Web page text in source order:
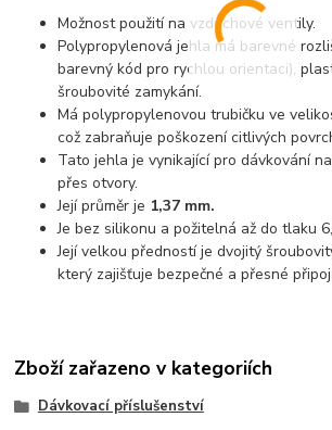
Možnost použití na vzduchové ventily.
Polypropylenová jehla má barevné
barevný kód pro rychlou orientaci),
šroubovité zamykání.
Má polypropylenovou trubičku ve
což zabraňuje poškození citlivých
Tato jehla je vynikající pro dávkování
přes otvory.
Její průměr je 1,37 mm.
Je bez silikonu a požitelná až do tlaku
Její velkou předností je dvojitý
který zajišťuje bezpečné a přesné
Zboží zařazeno v kategoriích
Dávkovací příslušenství